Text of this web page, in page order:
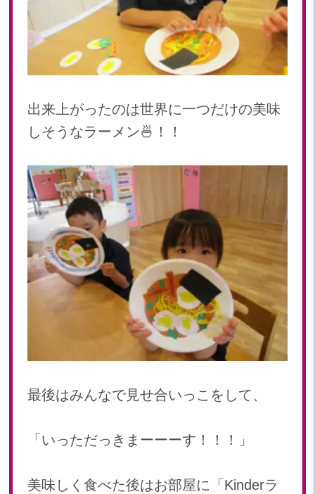
出来上がったのは世界に一つだけの美味
しそうなラーメン🍜！！
最後はみんなで見せ合いっこをして、
「いっただっきまーーーす！！！」
美味しく食べた後はお部屋に「Kinderラ